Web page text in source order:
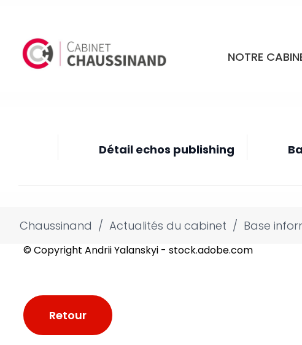
NOTRE
Détail echos publishing
Chaussinand / Actualités du cabinet / Base
© Copyright Andrii Yalanskyi - stock.adobe.com
Retour